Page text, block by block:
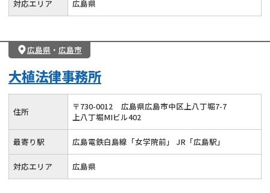
対応エリア 広島県
広島県 ・ 広島市
大植法律事務所
住所 〒730-0012
広島県広島市中区上八丁堀7-7
上八丁堀MIビル402
最寄り駅 広島電鉄白島線「女学院前」 JR「広島駅」
対応エリア 広島県